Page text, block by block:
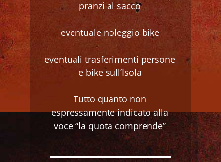
pranzi al sacco
eventuale noleggio bike
eventuali trasferimenti persone
e bike sull’Isola
Tutto quanto non
espressamente indicato alla
voce “la quota comprende”